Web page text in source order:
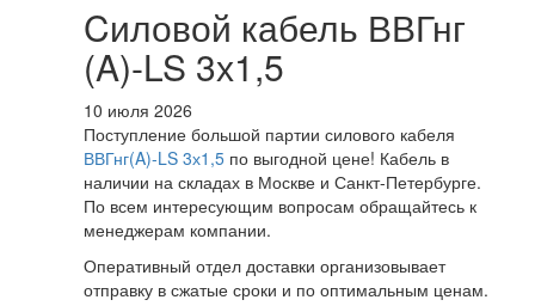
Cиловой кабель ВВГнг
(A)-LS 3х1,5
10 июля 2026
Поступление большой партии силового кабеля
ВВГнг(A)-LS 3х1,5 по выгодной цене! Кабель в
наличии на складах в Москве и Санкт-Петербурге.
По всем интересующим вопросам обращайтесь к
менеджерам компании.
Оперативный отдел доставки организовывает
отправку в сжатые сроки и по оптимальным ценам.